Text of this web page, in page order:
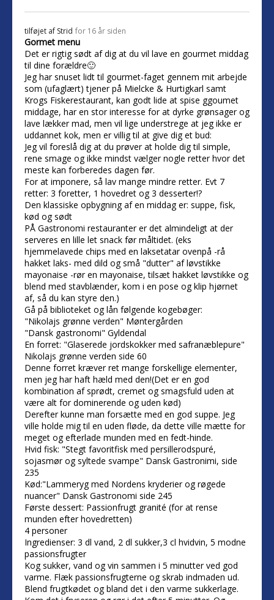
tilføjet af Strid for 16 år siden
Gormet menu
Det er rigtig sødt af dig at du vil lave en gourmet middag
til dine forældre🙂
Jeg har snuset lidt til gourmet-faget gennem mit arbejde
som (ufaglært) tjener på Mielcke & Hurtigkarl samt
Krogs Fiskerestaurant, kan godt lide at spise ggoumet
middage, har en stor interesse for at dyrke grønsager og
lave lækker mad, men vil lige understrege at jeg ikke er
uddannet kok, men er villig til at give dig et bud:
Jeg vil foreslå dig at du prøver at holde dig til simple,
rene smage og ikke mindst vælger nogle retter hvor det
meste kan forberedes dagen før.
For at imponere, så lav mange mindre retter. Evt 7
retter: 3 foretter, 1 hovedret og 3 desserter!?
Den klassiske opbygning af en middag er: suppe, fisk,
kød og sødt
PÅ Gastronomi restauranter er det almindeligt at der
serveres en lille let snack før måltidet. (eks
hjemmelavede chips med en laksetatar ovenpå -rå
hakket laks- med dild og små "dutter" af løvstikke
mayonaise -rør en mayonaise, tilsæt hakket løvstikke og
blend med stavblænder, kom i en pose og klip hjørnet
af, så du kan styre den.)
Gå på biblioteket og lån følgende kogebøger:
"Nikolajs grønne verden" Møntergården
"Dansk gastronomi" Gyldendal
En forret: "Glaserede jordskokker med safranæblepure"
Nikolajs grønne verden side 60
Denne forret kræver ret mange forskellige elementer,
men jeg har haft hæld med den!(Det er en god
kombination af sprødt, cremet og smagsfuld uden at
være alt for dominerende og uden kød)
Derefter kunne man forsætte med en god suppe. Jeg
ville holde mig til en uden fløde, da dette ville mætte for
meget og efterlade munden med en fedt-hinde.
Hvid fisk: "Stegt favoritfisk med persillerodspuré,
sojasmør og syltede svampe" Dansk Gastronimi, side
235
Kød:"Lammeryg med Nordens kryderier og røgede
nuancer" Dansk Gastronomi side 245
Første dessert: Passionfrugt granité (for at rense
munden efter hovedretten)
4 personer
Ingredienser: 3 dl vand, 2 dl sukker,3 cl hvidvin, 5 modne
passionsfrugter
Kog sukker, vand og vin sammen i 5 minutter ved god
varme. Flæk passionsfrugterne og skrab indmaden ud.
Blend frugtkødet og bland det i den varme sukkerlage.